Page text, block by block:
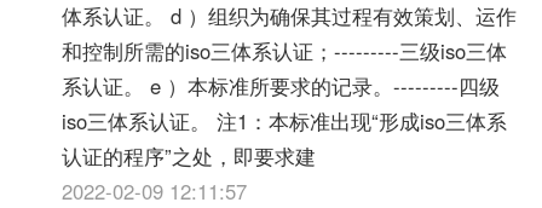
体系认证。 d ）组织为确保其过程有效策划、运作
和控制所需的iso三体系认证；---------三级iso三体
系认证。 e ）本标准所要求的记录。---------四级
iso三体系认证。 注1：本标准出现“形成iso三体系
认证的程序”之处，即要求建
2022-02-09 12:11:57